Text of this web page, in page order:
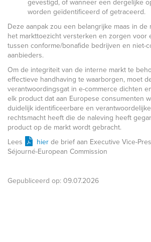
gevestigd, of wanneer een dergelijke
worden geïdentificeerd of getraceerd.
Deze aanpak zou een belangrijke maas in
het markttoezicht versterken en zorgen voor
tussen conforme/bonafide bedrijven en niet-
aanbieders.
Om de integriteit van de interne markt te
effectieve handhaving te waarborgen, moet
verantwoordingsgat in e-commerce dichten
elk product dat aan Europese consumenten
duidelijk identificeerbare en
rechtsmacht heeft die de naleving heeft
product op de markt wordt gebracht.
Lees
hier de brief aan Executive Vice-
Séjourné-European Commission
Gepubliceerd op: 09.07.2026